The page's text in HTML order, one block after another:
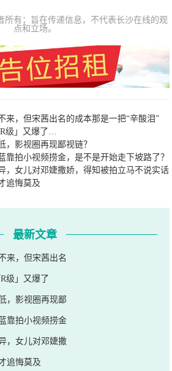
所有；旨在传递信息，不代表长沙在线的观
点和立场。
来，但宋茜出名的成本那是一把“辛酸泪”
级」又爆了…
，影视圈再现鄙视链？
靠拍小视频捞金，是不是开始走下坡路了？
，女儿对邓婕撒娇，得知被拍立马不说实话
追悔莫及
最新文章
来，但宋茜出名
级」又爆了
，影视圈再现鄙
靠拍小视频捞金
，女儿对邓婕撒
追悔莫及